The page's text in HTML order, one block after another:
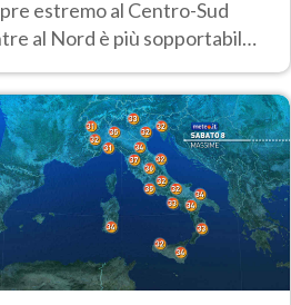
estremo al Centro-Sud
al Nord è più sopportabile
sui rilievi.